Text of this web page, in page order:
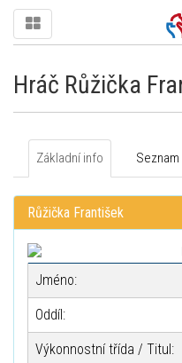
Hráč Růžička
Základní info
Růžička František
Jméno:
Oddíl:
Výkonnostní třída / Titul: